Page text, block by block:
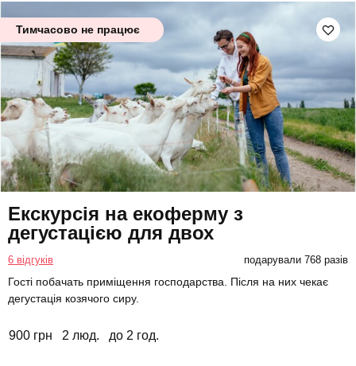
Тимчасово не працює
Екскурсія на екоферму з
дегустацією для двох
6 відгуків подарували 768 разів
Гості побачать приміщення господарства. Після на них чекає
дегустація козячого сиру.
900 грн 2 люд. до 2 год.